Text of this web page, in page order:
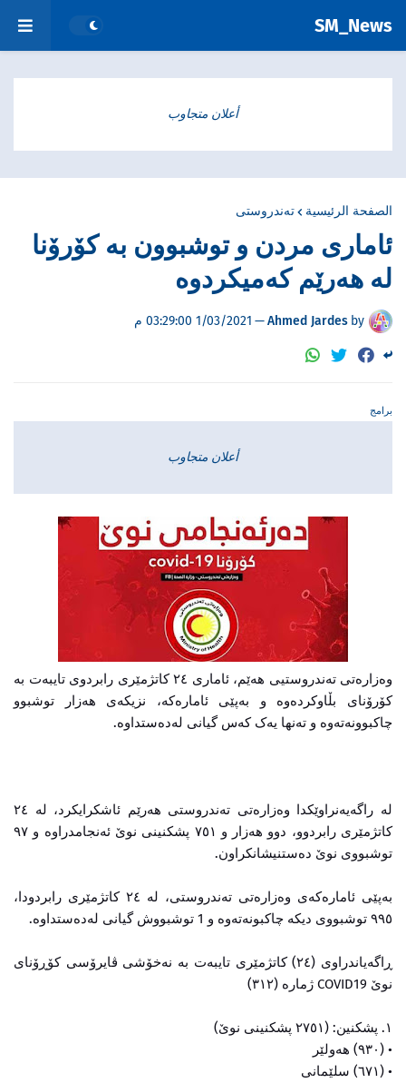
SM_News
أعلان متجاوب
الصفحة الرئيسية تەندروستی
ئامارى مردن و توشبوون بە کۆرۆنا
لە هەرێم کەمیکردوە
by
Ahmed Jardes
— 1/03/2021 03:29:00 م
برامج
أعلان متجاوب
وەزارەتى تەندروستیی هەێم، ئامارى ٢٤ کاتژمێرى رابردوى تایبەت بە
کۆرۆناى بڵاوکردەوە و بەپێى ئامارەکە، نزیکەى هەزار توشبوو
چاکبوونەتەوە و تەنها یەک کەس گیانى لەدەستداوە.
لە راگەیەنراوێكدا وەزارەتی تەندروستی ھەرێم ئاشكرایكرد، لە ٢٤
كاتژمێری رابردوو، دوو هەزار و ٧٥١ پشكنینی نوێ ئەنجامدراوە و ٩٧
توشبووی نوێ دەستنیشانكراون.
بەپێی ئامارەكەی وەزارەتی تەندروستی، لە ٢٤ كاتژمێری رابردودا،
٩٩٥ توشبووی دیكە چاكبونەتەوە و 1 توشبووش گیانی لەدەستداوە.
ڕاگەیاندراوی (٢٤) کاتژمێری تایبەت بە نەخۆشی ڤایرۆسی کۆڕۆنای
نوێ COVID19 ژمارە (٣١٢)
١. پشکنین: (٢٧٥١ پشکنینی نوێ)
• (٩٣٠) هەولێر
• (٦٧١) سلێمانی